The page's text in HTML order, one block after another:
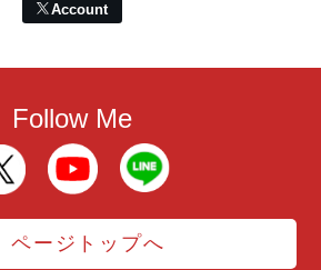
Account
Follow Me
ページトップへ